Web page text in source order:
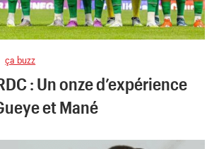
ça buzz
: Un onze d’expérience
et Mané